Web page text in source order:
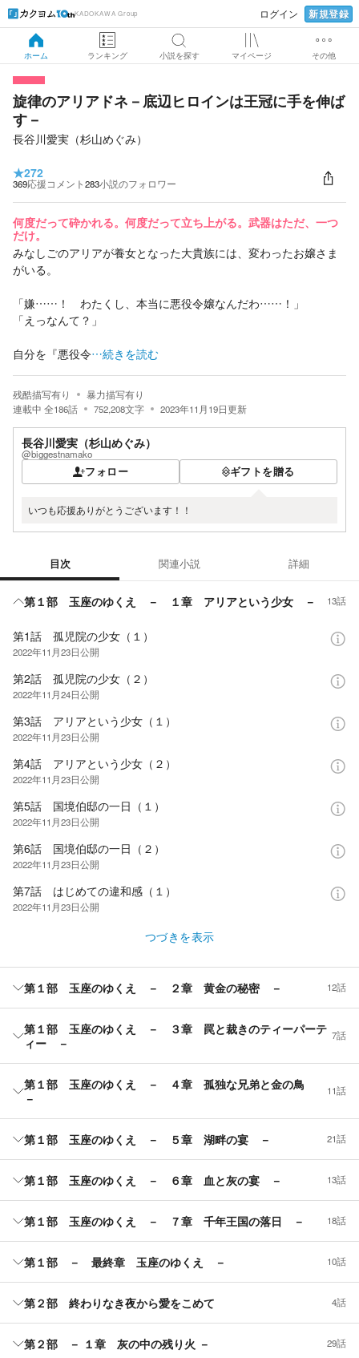
KADOKAWA Group ログイン 新規登録
ホーム ランキング 小説を探す マイページ その他
旋律のアリアドネ－底辺ヒロインは王冠に手を伸ば
す－
長谷川愛実（杉山めぐみ）
★272
369応援コメント283小説のフォロワー
何度だって砕かれる。何度だって立ち上がる。武器はただ、一つ
だけ。
みなしごのアリアが養女となった大貴族には、変わったお嬢さま
がいる。
「嫌……！ わたくし、本当に悪役令嬢なんだわ……！」
「えっなんて？」
自分を『悪役令…続きを読む
残酷描写有り
暴力描写有り
連載中 全186話 752,208文字 2023年11月19日更新
長谷川愛実（杉山めぐみ）
@biggestnamako
フォロー ギフトを贈る
いつも応援ありがとうございます！！
目次 関連小説 詳細
第１部 玉座のゆくえ － １章 アリアという少女 － 13話
第1話 孤児院の少女（１）
2022年11月23日公開
第2話 孤児院の少女（２）
2022年11月24日公開
第3話 アリアという少女（１）
2022年11月23日公開
第4話 アリアという少女（２）
2022年11月23日公開
第5話 国境伯邸の一日（１）
2022年11月23日公開
第6話 国境伯邸の一日（２）
2022年11月23日公開
第7話 はじめての違和感（１）
2022年11月23日公開
つづきを表示
第１部 玉座のゆくえ － ２章 黄金の秘密 － 12話
第１部 玉座のゆくえ － ３章 罠と裁きのティーパーテ
ィー －
7話
第１部 玉座のゆくえ － ４章 孤独な兄弟と金の鳥
－
11話
第１部 玉座のゆくえ － ５章 湖畔の宴 － 21話
第１部 玉座のゆくえ － ６章 血と灰の宴 － 13話
第１部 玉座のゆくえ － ７章 千年王国の落日 － 18話
第１部 － 最終章 玉座のゆくえ － 10話
第２部 終わりなき夜から愛をこめて 4話
第２部 － １章 灰の中の残り火 － 29話